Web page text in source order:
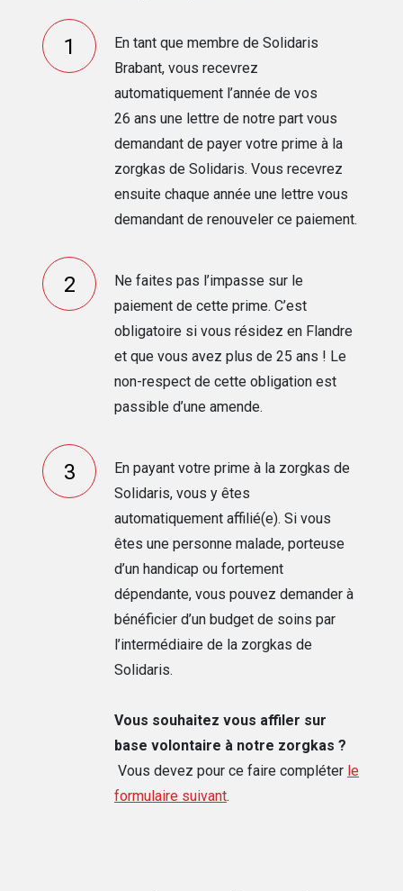
En tant que membre de Solidaris
Brabant, vous recevrez
automatiquement l’année de vos
26 ans une lettre de notre part vous
demandant de payer votre prime à la
zorgkas de Solidaris. Vous recevrez
ensuite chaque année une lettre vous
demandant de renouveler ce paiement.
Ne faites pas l’impasse sur le
paiement de cette prime. C’est
obligatoire si vous résidez en Flandre
et que vous avez plus de 25 ans ! Le
non-respect de cette obligation est
passible d’une amende.
En payant votre prime à la zorgkas de
Solidaris, vous y êtes
automatiquement affilié(e). Si vous
êtes une personne malade, porteuse
d’un handicap ou fortement
dépendante, vous pouvez demander à
bénéficier d’un budget de soins par
l’intermédiaire de la zorgkas de
Solidaris.
Vous souhaitez vous affiler sur
base volontaire à notre zorgkas ?
Vous devez pour ce faire compléter le
formulaire suivant.